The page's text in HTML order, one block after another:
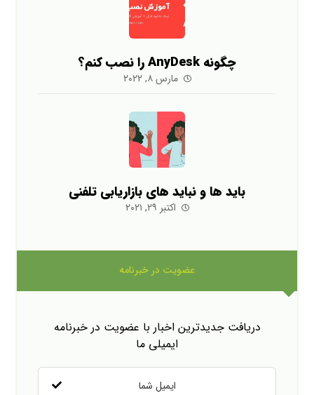
چگونه AnyDesk را نصب کنم؟
مارس ۸, ۲۰۲۲
باید ها و نباید های بازاریابی تلفنی
اکتبر ۲۹, ۲۰۲۱
عضویت در خبرنامه
دریافت جدیدترین اخبار با عضویت در خبرنامه
ایمیلی ما